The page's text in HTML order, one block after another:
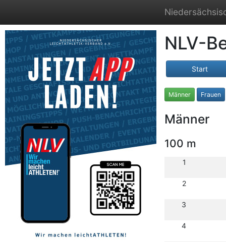
NLV-
Start
Männer Frauen
Männer
100 m
1
2
3
4